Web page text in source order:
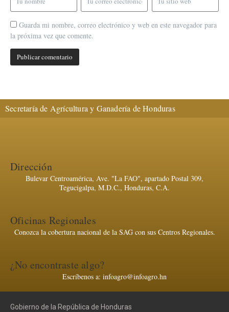
Guarda mi nombre, correo electrónico y web en este navegador para
la próxima vez que comente.
Secretaría de Agrícultura y Ganadería de Honduras
Dirección
Bulevar Centroamérica, Ave. "La FAO", apartado Postal 309,
Tegucigalpa, M.D.C., Honduras, C.A.
Oficinas Regionales
Conozca la cobertura nacional de la SAG con sus Centros Regionales.
¿No encontraste algo?
Escríbenos a: infoagro@infoagro.hn
Gobierno de la República de Honduras